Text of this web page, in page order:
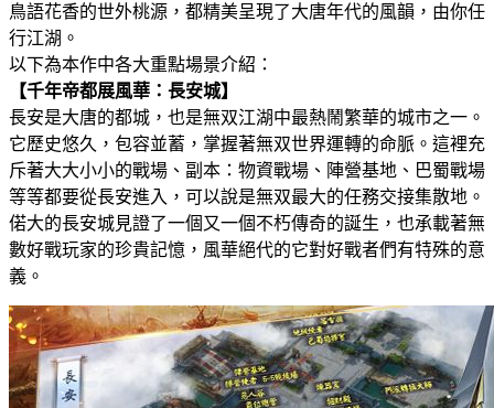
鳥語花香的世外桃源，都精美呈現了大唐年代的風韻，由你任
行江湖。
以下為本作中各大重點場景介紹：
【千年帝都展風華：長安城】
長安是大唐的都城，也是無双江湖中最熱鬧繁華的城市之一。
它歷史悠久，包容並蓄，掌握著無双世界運轉的命脈。這裡充
斥著大大小小的戰場、副本：物資戰場、陣營基地、巴蜀戰場
等等都要從長安進入，可以說是無双最大的任務交接集散地。
偌大的長安城見證了一個又一個不朽傳奇的誕生，也承載著無
數好戰玩家的珍貴記憶，風華絕代的它對好戰者們有特殊的意
義。